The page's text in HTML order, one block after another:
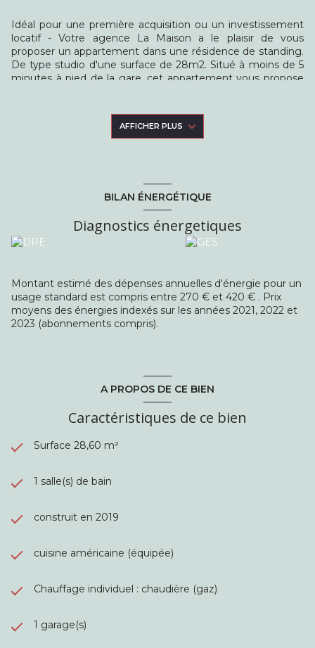
Idéal pour une première acquisition ou un investissement
locatif - Votre agence La Maison a le plaisir de vous
proposer un appartement dans une résidence de standing.
De type studio d'une surface de 28m2. Situé à moins de 5
minutes à pied de la gare, cet appartement vous propose
bien bénéfécie d'une place de parking en sous-sol.
Classe énergétique C, classe climat C. Montant estimé des
exposé sont disponibles sur le site georisques.
Annonce difusée par Henndy Camus, collaborateur salarié
de l'agence La Maison - Immobilier, titulaire de la carte
professionnelle n°CPI 9301 2017 000 016 341, délivrée par
la CCI Paris Ile-de-France. raison social SARL La Maison -
886. Siège social : 3 rue du Onze Novembre, 93600 Aulnay-
sous-Bois.
AFFICHER PLUS
BILAN ÉNERGÉTIQUE
Diagnostics énergetiques
Montant estimé des dépenses annuelles d'énergie pour un
usage standard est compris entre 270 € et 420 € . Prix
moyens des énergies indexés sur les années 2021, 2022 et
2023 (abonnements compris).
A PROPOS DE CE BIEN
Caractéristiques de ce bien
Surface 28,60 m²
1 salle(s) de bain
construit en 2019
cuisine américaine (équipée)
Chauffage individuel : chaudière (gaz)
1 garage(s)